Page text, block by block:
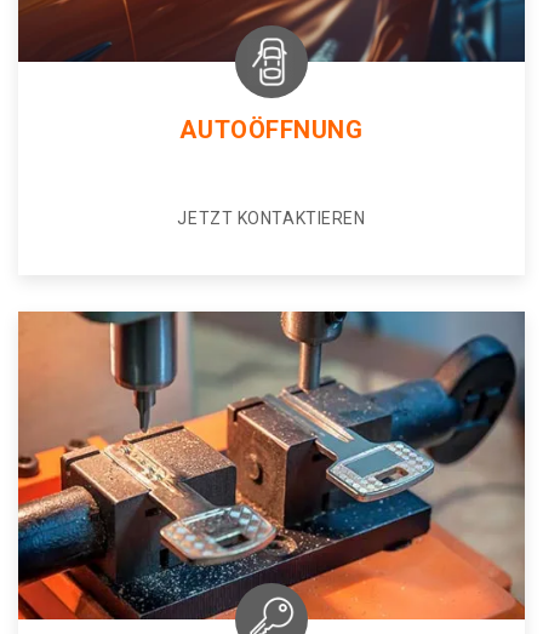
AUTOÖFFNUNG
JETZT KONTAKTIEREN